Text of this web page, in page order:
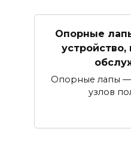
Опорные
Опорные лапы —
узлов